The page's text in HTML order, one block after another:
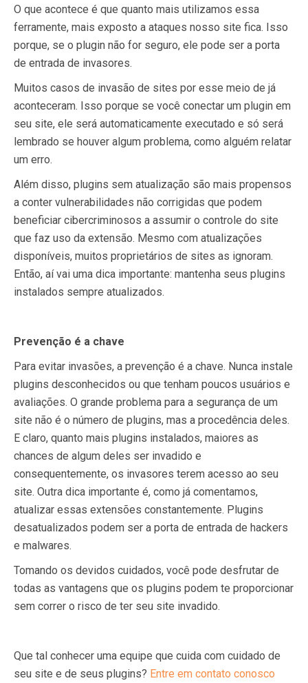
O que acontece é que quanto mais utilizamos essa
ferramente, mais exposto a ataques nosso site fica. Isso
porque, se o plugin não for seguro, ele pode ser a porta
de entrada de invasores.
Muitos casos de invasão de sites por esse meio de já
aconteceram. Isso porque se você conectar um plugin em
seu site, ele será automaticamente executado e só será
lembrado se houver algum problema, como alguém relatar
um erro.
Além disso, plugins sem atualização são mais propensos
a conter vulnerabilidades não corrigidas que podem
beneficiar cibercriminosos a assumir o controle do site
que faz uso da extensão. Mesmo com atualizações
disponíveis, muitos proprietários de sites as ignoram.
Então, aí vai uma dica importante: mantenha seus plugins
instalados sempre atualizados.
Prevenção é a chave
Para evitar invasões, a prevenção é a chave. Nunca instale
plugins desconhecidos ou que tenham poucos usuários e
avaliações. O grande problema para a segurança de um
site não é o número de plugins, mas a procedência deles.
E claro, quanto mais plugins instalados, maiores as
chances de algum deles ser invadido e
consequentemente, os invasores terem acesso ao seu
site. Outra dica importante é, como já comentamos,
atualizar essas extensões constantemente. Plugins
desatualizados podem ser a porta de entrada de hackers
e malwares.
Tomando os devidos cuidados, você pode desfrutar de
todas as vantagens que os plugins podem te proporcionar
sem correr o risco de ter seu site invadido.
Que tal conhecer uma equipe que cuida com cuidado de
seu site e de seus plugins? Entre em contato conosco